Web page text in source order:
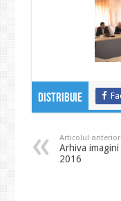
Distribuie
Articolul anterior
Arhiva
2016